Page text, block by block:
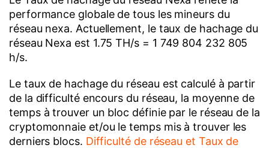
performance globale de tous les mineurs du
réseau nexa. Actuellement, le taux de hachage du
réseau Nexa est 1.75 TH/s = 1 749 804 232 805
h/s.
Le taux de hachage du réseau est calculé à partir
de la difficulté encours du réseau, la moyenne de
temps à trouver un bloc définie par le réseau de la
cryptomonnaie et/ou le temps mis à trouver les
derniers blocs. Difficulté de réseau et Taux de